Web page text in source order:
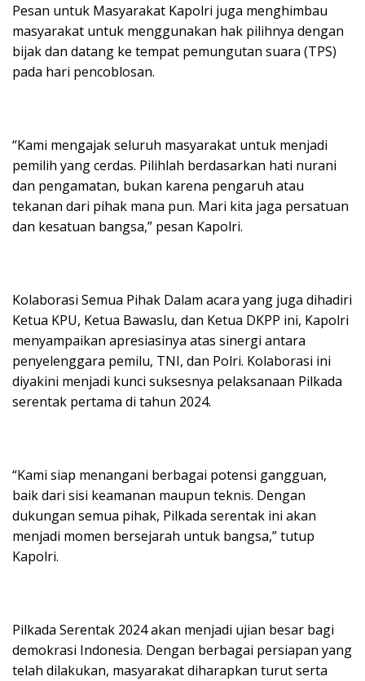
Pesan untuk Masyarakat Kapolri juga menghimbau
masyarakat untuk menggunakan hak pilihnya dengan
bijak dan datang ke tempat pemungutan suara (TPS)
pada hari pencoblosan.
“Kami mengajak seluruh masyarakat untuk menjadi
pemilih yang cerdas. Pilihlah berdasarkan hati nurani
dan pengamatan, bukan karena pengaruh atau
tekanan dari pihak mana pun. Mari kita jaga persatuan
dan kesatuan bangsa,” pesan Kapolri.
Kolaborasi Semua Pihak Dalam acara yang juga dihadiri
Ketua KPU, Ketua Bawaslu, dan Ketua DKPP ini, Kapolri
menyampaikan apresiasinya atas sinergi antara
penyelenggara pemilu, TNI, dan Polri. Kolaborasi ini
diyakini menjadi kunci suksesnya pelaksanaan Pilkada
serentak pertama di tahun 2024.
“Kami siap menangani berbagai potensi gangguan,
baik dari sisi keamanan maupun teknis. Dengan
dukungan semua pihak, Pilkada serentak ini akan
menjadi momen bersejarah untuk bangsa,” tutup
Kapolri.
Pilkada Serentak 2024 akan menjadi ujian besar bagi
demokrasi Indonesia. Dengan berbagai persiapan yang
telah dilakukan, masyarakat diharapkan turut serta